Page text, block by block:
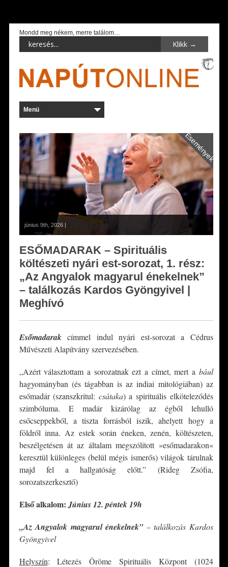
Mondd meg nékem, merre találom…
Események
június 9th, 2026 |
ESŐMADARAK – Spirituális
költészeti nyári est-sorozat, 1. rész:
„Az Angyalok magyarul énekelnek”
– találkozás Kardos Gyöngyivel |
Meghívó
Esőmadarakcímmel indul nyári est-sorozat a Cédrus
Művészeti Alapítvány szervezésében.
„Azért választottam a sorozatnak ezt a címet, mert a bául
hagyományban (és tágabban is az indiai mitológiában) az
esőmadár (szanszkritul: csátaka) a spirituális elköteleződés
szimbóluma. E madár kizárólag az égből lehulló
esőcseppekből, a tiszta forrásból iszik, ahelyett hogy a
földről inna. Az estek során éneken, zenén, költészeten,
beszélgetésen át az általam megszólított »esőmadarakon«
keresztül különleges (belül mégis ismerős) világok tárulnak
majd fel a hallgatóság előtt.” (Rideg Zsófia,
sorozatszerkesztő)
Első alkalom:Június 12. péntek 19h
„Az Angyalok magyarul énekelnek” – találkozás Kardos
Gyöngyivel
Helyszín: Létezés Öröme Spirituális Központ (1024